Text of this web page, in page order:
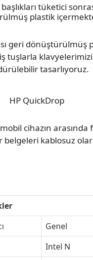
tüketici
plastik
geri dönüştürülmüş
tuşlarla
tasarlıyoruz.
HP QuickDrop
cihazın arasında
belgeleri kablosuz
Genel
Intel N